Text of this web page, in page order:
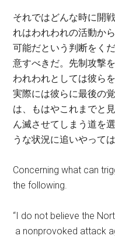
それではどんな時に開
れはわれわれの活動か
可能だという判断をく
意すべきだ。先制攻撃
われわれとしては彼ら
実際には彼らに最後の
は、もはやこれまでと
ん滅させてしまう道を
うな状況に追いやって
Concerning what can
the following.
“I do not believe the
a nonprovoked attack